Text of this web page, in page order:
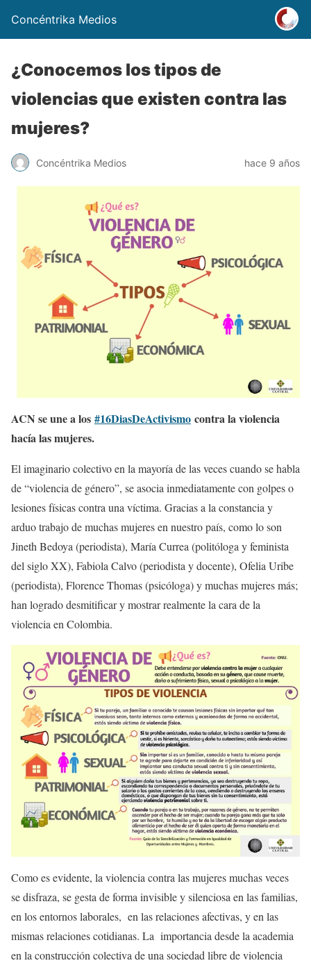
Concéntrika Medios
¿Conocemos los tipos de
violencias que existen contra las
mujeres?
Concéntrika Medios hace 9 años
ACN se une a los #16DiasDeActivismo contra la violencia
hacía las mujeres.
El imaginario colectivo en la mayoría de las veces cuando se habla
de “violencia de género”, se asocia inmediatamente con golpes o
lesiones físicas contra una víctima. Gracias a la constancia y
arduo trabajo de muchas mujeres en nuestro país, como lo son
Jineth Bedoya (periodista), María Currea (politóloga y feminista
del siglo XX), Fabiola Calvo (periodista y docente), Ofelia Uribe
(periodista), Florence Thomas (psicóloga) y muchas mujeres más;
han logrado desmitificar y mostrar realmente la cara de la
violencia en Colombia.
Como es evidente, la violencia contra las mujeres muchas veces
se disfraza, se gesta de forma invisible y silenciosa en las familias,
en los entornos laborales, en las relaciones afectivas, y en las
mismas relaciones cotidianas. La importancia desde la academia
en la construcción colectiva de una sociedad libre de violencia